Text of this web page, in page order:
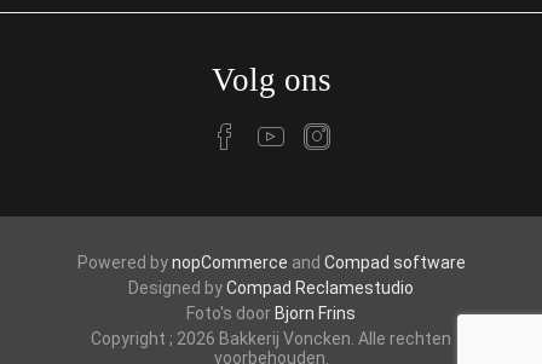
Volg ons
Powered bynopCommerce and Compad software
Designed byCompad Reclamestudio
Foto's door Bjorn Frins
Copyright ; 2026 Bakkerij Voncken. Alle rechten
voorbehouden.